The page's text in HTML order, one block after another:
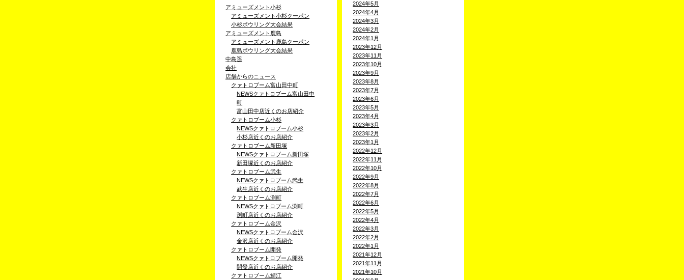
アミューズメント小杉
アミューズメント小杉クーポン
小杉ボウリング大会結果
アミューズメント鹿島
アミューズメント鹿島クーポン
鹿島ボウリング大会結果
中島遥
会社
店舗からのニュース
クァトロブーム富山田中町
NEWSクァトロブーム富山田中
町
富山田中店近くのお店紹介
クァトロブーム小杉
NEWSクァトロブーム小杉
小杉店近くのお店紹介
クァトロブーム新田塚
NEWSクァトロブーム新田塚
新田塚近くのお店紹介
クァトロブーム武生
NEWSクァトロブーム武生
武生店近くのお店紹介
クァトロブーム渕町
NEWSクァトロブーム渕町
渕町店近くのお店紹介
クァトロブーム金沢
NEWSクァトロブーム金沢
金沢店近くのお店紹介
クァトロブーム開発
NEWSクァトロブーム開発
開發店近くのお店紹介
クァトロブーム鯖江
2024年5月
2024年4月
2024年3月
2024年2月
2024年1月
2023年12月
2023年11月
2023年10月
2023年9月
2023年8月
2023年7月
2023年6月
2023年5月
2023年4月
2023年3月
2023年2月
2023年1月
2022年12月
2022年11月
2022年10月
2022年9月
2022年8月
2022年7月
2022年6月
2022年5月
2022年4月
2022年3月
2022年2月
2022年1月
2021年12月
2021年11月
2021年10月